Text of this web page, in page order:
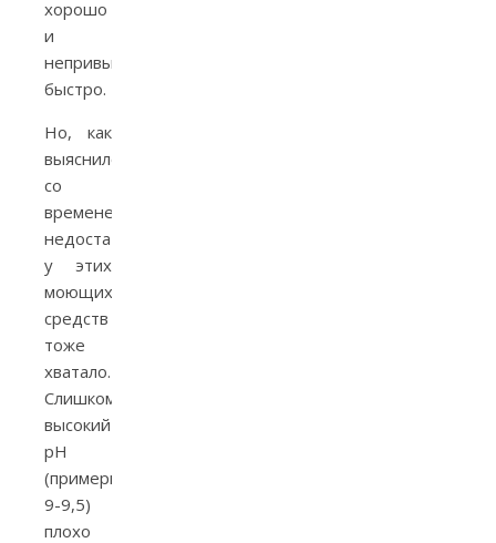
хорошо
и
непривычно
быстро.
Но, как
выяснилось
со
временем,
недостатков
у этих
моющих
средств
тоже
хватало.
Слишком
высокий
pH
(примерно
9-9,5)
плохо